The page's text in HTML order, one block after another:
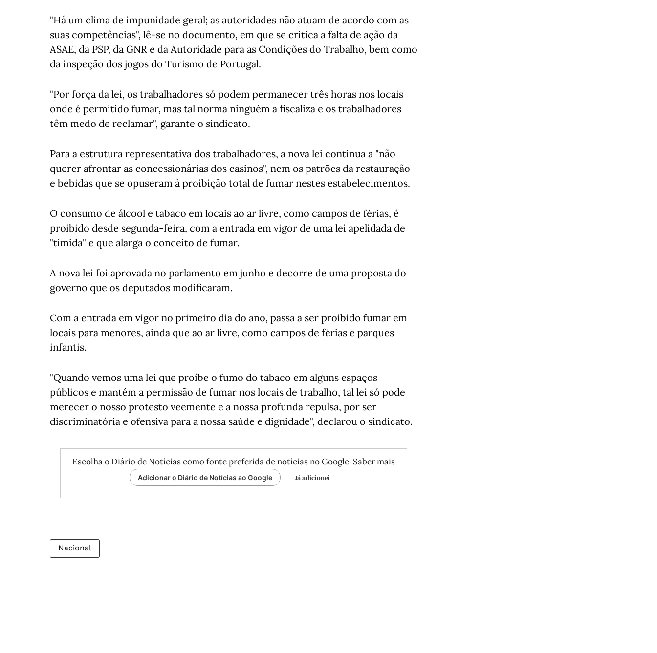
"Há um clima de impunidade geral; as autoridades não atuam de acordo com as
suas competências", lê-se no documento, em que se critica a falta de ação da
ASAE, da PSP, da GNR e da Autoridade para as Condições do Trabalho, bem como
da inspeção dos jogos do Turismo de Portugal.
"Por força da lei, os trabalhadores só podem permanecer três horas nos locais
onde é permitido fumar, mas tal norma ninguém a fiscaliza e os trabalhadores
têm medo de reclamar", garante o sindicato.
Para a estrutura representativa dos trabalhadores, a nova lei continua a "não
querer afrontar as concessionárias dos casinos", nem os patrões da restauração
e bebidas que se opuseram à proibição total de fumar nestes estabelecimentos.
O consumo de álcool e tabaco em locais ao ar livre, como campos de férias, é
proibido desde segunda-feira, com a entrada em vigor de uma lei apelidada de
"tímida" e que alarga o conceito de fumar.
A nova lei foi aprovada no parlamento em junho e decorre de uma proposta do
governo que os deputados modificaram.
Com a entrada em vigor no primeiro dia do ano, passa a ser proibido fumar em
locais para menores, ainda que ao ar livre, como campos de férias e parques
infantis.
"Quando vemos uma lei que proíbe o fumo do tabaco em alguns espaços
públicos e mantém a permissão de fumar nos locais de trabalho, tal lei só pode
merecer o nosso protesto veemente e a nossa profunda repulsa, por ser
discriminatória e ofensiva para a nossa saúde e dignidade", declarou o sindicato.
Escolha o Diário de Notícias como fonte preferida de notícias no Google. Saber mais
Adicionar o Diário de Notícias ao Google Já adicionei
Nacional